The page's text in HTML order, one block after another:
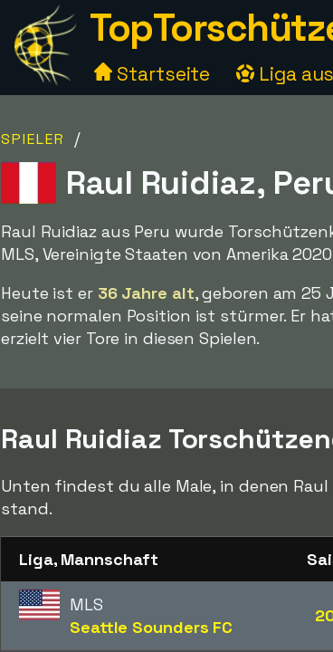
Startseite Liga
SPIELER /
Raul Ruidiaz,
Raul Ruidiaz aus Peru wurde
MLS, Vereinigte Staaten von Amerika
Heute ist er 36 Jahre alt, geboren am 25
seine normalen Position ist stürmer. Er
erzielt vier Tore in diesen Spielen.
Raul Ruidiaz
Unten findest du alle Male, in denen
stand.
Liga, Mannschaft
MLS
Seattle Sounders FC